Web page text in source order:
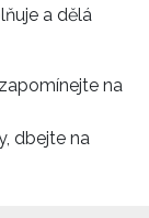
a dělá
na
dbejte na